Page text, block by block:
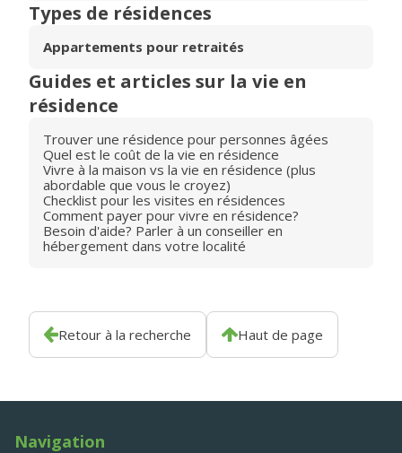
Types de résidences
Appartements pour retraités
Guides et articles sur la vie en
résidence
Trouver une résidence pour personnes âgées
Quel est le coût de la vie en résidence
Vivre à la maison vs la vie en résidence (plus
abordable que vous le croyez)
Checklist pour les visites en résidences
Comment payer pour vivre en résidence?
Besoin d'aide? Parler à un conseiller en
hébergement dans votre localité
Retour à la recherche Haut de page
Navigation